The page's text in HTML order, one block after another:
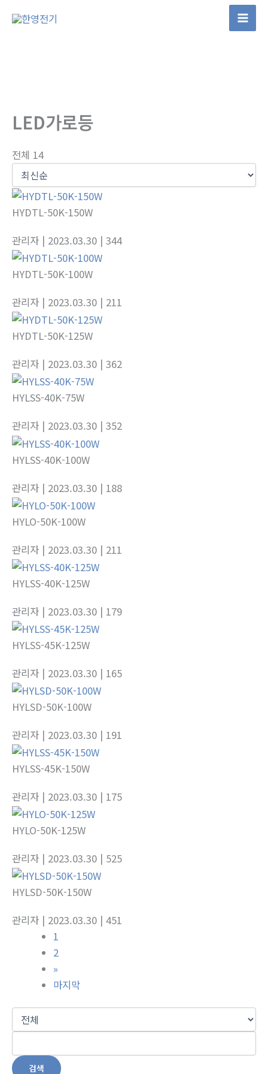
LED가로등
전체 14
HYDTL-50K-150W
관리자 | 2023.03.30 | 344
HYDTL-50K-100W
관리자 | 2023.03.30 | 211
HYDTL-50K-125W
관리자 | 2023.03.30 | 362
HYLSS-40K-75W
관리자 | 2023.03.30 | 352
HYLSS-40K-100W
관리자 | 2023.03.30 | 188
HYLO-50K-100W
관리자 | 2023.03.30 | 211
HYLSS-40K-125W
관리자 | 2023.03.30 | 179
HYLSS-45K-125W
관리자 | 2023.03.30 | 165
HYLSD-50K-100W
관리자 | 2023.03.30 | 191
HYLSS-45K-150W
관리자 | 2023.03.30 | 175
HYLO-50K-125W
관리자 | 2023.03.30 | 525
HYLSD-50K-150W
관리자 | 2023.03.30 | 451
1
2
»
마지막
검색